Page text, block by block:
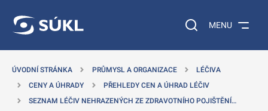
Vyhledávání na
MENU
ÚVODNÍ STRÁNKA PRŮMYSL A ORGANIZACE
LÉČIVA
CENY A ÚHRADY
PŘEHLEDY CEN A ÚHRAD LÉČIV
SEZNAM LÉČIV NEHRAZENÝCH ZE ZDRAVOTNÍHO POJIŠTĚNÍ…